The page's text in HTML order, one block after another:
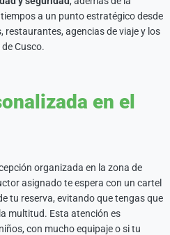
a un punto estratégico desde
restaurantes, agencias de viaje y los
Cusco.
en el
organizada en la zona de
asignado te espera con un cartel
tu reserva, evitando que tengas que
multitud. Esta atención es
con mucho equipaje o si tu